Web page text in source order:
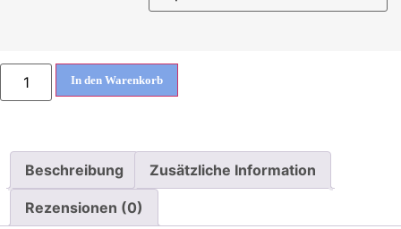
In den Warenkorb
Beschreibung Zusätzliche Information
Rezensionen (0)